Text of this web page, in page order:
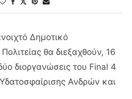
Δημοτικό
θα διεξαχθούν, 16
διοργανώσεις του Final 4
Ανδρών και